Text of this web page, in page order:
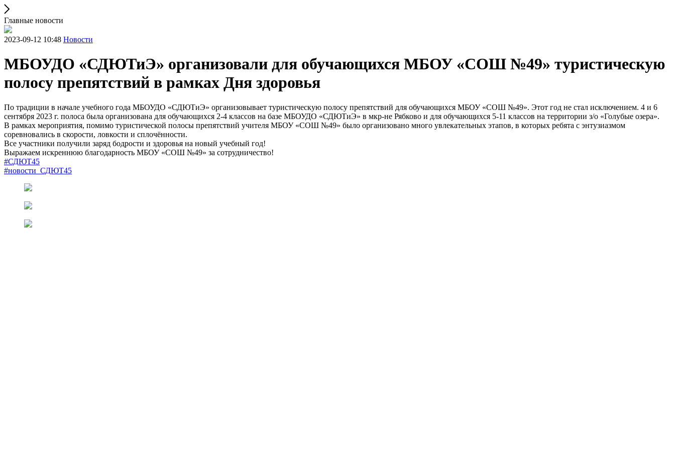
Главные новости
2023-09-12 10:48 Новости
МБОУДО «СДЮТиЭ» организовали для обучающихся МБОУ «СОШ №49» туристическую
полосу препятствий в рамках Дня здоровья
По традиции в начале учебного года МБОУДО «СДЮТиЭ» организовывает туристическую полосу препятствий для обучающихся МБОУ «СОШ №49». Этот год не стал исключением. 4 и 6
сентября 2023 г. полоса была организована для обучающихся 2-4 классов на базе МБОУДО «СДЮТиЭ» в мкр-не Рябково и для обучающихся 5-11 классов на территории з/о «Голубые озера».
В рамках мероприятия, помимо туристической полосы препятствий учителя МБОУ «СОШ №49» было организовано много увлекательных этапов, в которых ребята с энтузиазмом
соревновались в скорости, ловкости и сплочённости.
Все участники получили заряд бодрости и здоровья на новый учебный год!
Выражаем искреннюю благодарность МБОУ «СОШ №49» за сотрудничество!
#СДЮТ45
#новости_СДЮТ45